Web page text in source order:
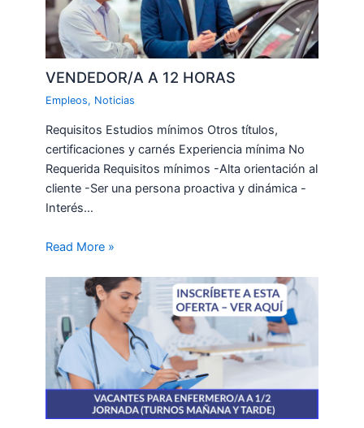
VENDEDOR/A A 12 HORAS
Empleos, Noticias
Requisitos Estudios mínimos Otros títulos,
certificaciones y carnés Experiencia mínima No
Requerida Requisitos mínimos -Alta orientación al
cliente -Ser una persona proactiva y dinámica -
Interés…
Read More »